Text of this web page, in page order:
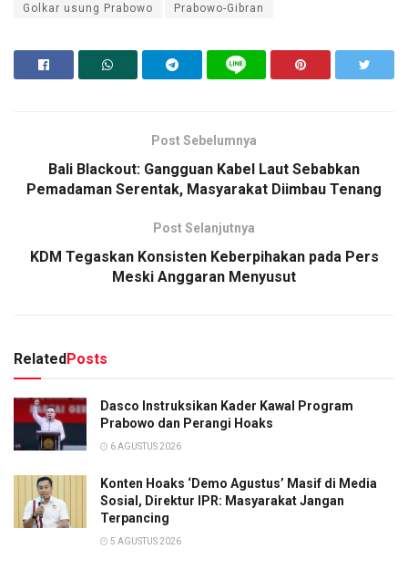
Golkar usung Prabowo Prabowo-Gibran
Post Sebelumnya
Bali Blackout: Gangguan Kabel Laut Sebabkan
Pemadaman Serentak, Masyarakat Diimbau Tenang
Post Selanjutnya
KDM Tegaskan Konsisten Keberpihakan pada Pers
Meski Anggaran Menyusut
Related Posts
Dasco Instruksikan Kader Kawal Program
Prabowo dan Perangi Hoaks
6 AGUSTUS 2026
Konten Hoaks ‘Demo Agustus’ Masif di Media
Sosial, Direktur IPR: Masyarakat Jangan
Terpancing
5 AGUSTUS 2026